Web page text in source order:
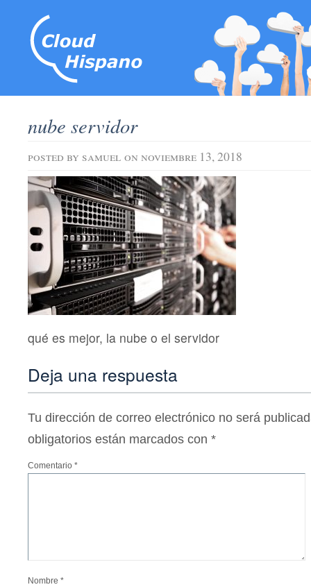
nube servidor
posted by samuel on noviembre 13, 2018
qué es mejor, la nube o el servidor
Deja una respuesta
Tu dirección de correo electrónico no será
obligatorios están marcados con *
Comentario *
Nombre *